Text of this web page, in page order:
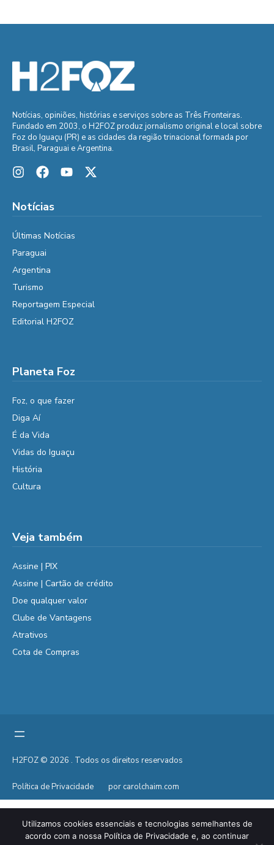
Notícias, opiniões, histórias e serviços sobre as Três Fronteiras.
Fundado em 2003, o H2FOZ produz jornalismo original e local sobre
Foz do Iguaçu (PR) e as cidades da região trinacional formada por
Brasil, Paraguai e Argentina.
Notícias
Últimas Notícias
Paraguai
Argentina
Turismo
Reportagem Especial
Editorial H2FOZ
Planeta Foz
Foz, o que fazer
Diga Aí
É da Vida
Vidas do Iguaçu
História
Cultura
Veja também
Assine | PIX
Assine | Cartão de crédito
Doe qualquer valor
Clube de Vantagens
Atrativos
Cota de Compras
H2FOZ © 2026 . Todos os direitos reservados
Política de Privacidade por carolchaim.com
Utilizamos cookies essenciais e tecnologias semelhantes de
acordo com a nossa Política de Privacidade e, ao continuar